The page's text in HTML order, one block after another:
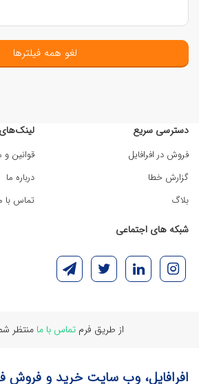
لغو همه فیلترها
دسترسی سریع
فروش در افرافایل
گزارش خطا
بلاگ
قوانین و
درباره ما
تماس با
شبکه های اجتماعی
از طریق فرمتماس با ما منتظر
افرافایل، وب سایت خرید و فروش